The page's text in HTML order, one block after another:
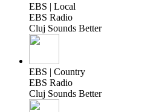
EBS | Local
EBS Radio
Cluj Sounds Better
EBS | Country
EBS Radio
Cluj Sounds Better